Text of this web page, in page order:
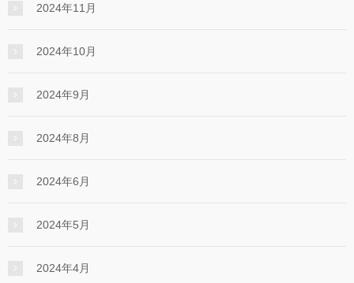
2024年11月
2024年10月
2024年9月
2024年8月
2024年6月
2024年5月
2024年4月